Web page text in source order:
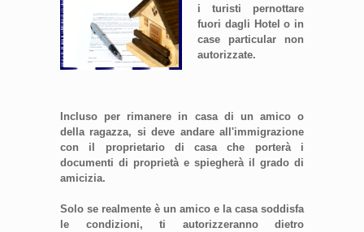
i turisti pernottare
fuori dagli Hotel o in
case particular non
autorizzate.
Incluso per rimanere in casa di un amico o
della ragazza, si deve andare all'immigrazione
con il proprietario di casa che porterà i
documenti di proprietà e spiegherà il grado di
amicizia.
Solo se realmente è un amico e la casa soddisfa
le condizioni, ti autorizzeranno dietro